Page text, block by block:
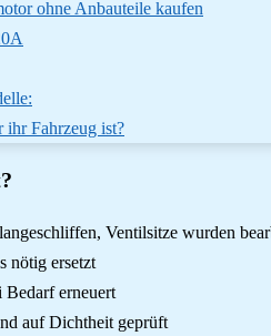
ohne Anbauteile kaufen
ihr Fahrzeug ist?
Ventilsitze wurden
nötig ersetzt
erneuert
auf Dichtheit geprüft